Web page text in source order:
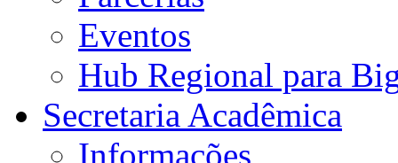
Eventos
Hub Regional para
Secretaria Acadêmica
Informações